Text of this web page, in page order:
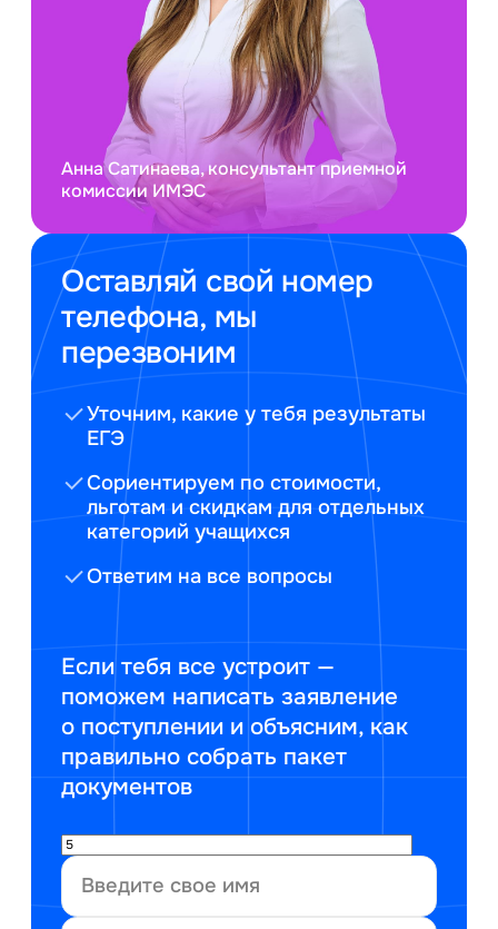
Оставляй свой номер
телефона, мы
перезвоним
Уточним, какие у тебя результаты
ЕГЭ
Сориентируем по стоимости,
льготам и скидкам для отдельных
категорий учащихся
Ответим на все вопросы
Если тебя все устроит —
поможем написать заявление
о поступлении и объясним, как
правильно собрать пакет
документов
Анна Сатинаева, консультант приемной
комиссии ИМЭС